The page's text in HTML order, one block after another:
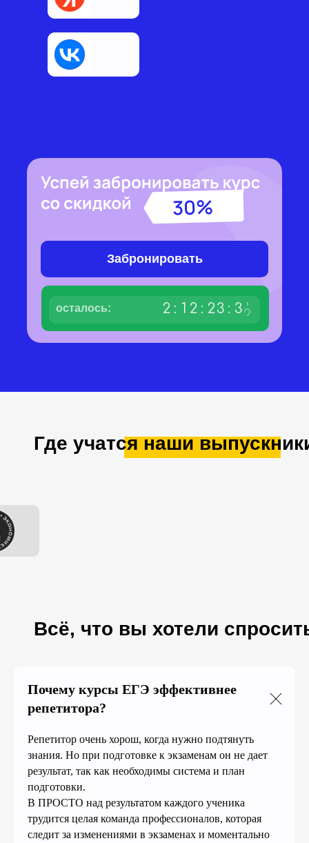
осталось: 2 : 1 2 : 23 : 31
Забронировать
Где учатся наши
Всё, что вы хотели
Почему курсы ЕГЭ эффективнее
репетитора?
Репетитор очень хорош, когда нужно подтянуть
знания. Но при подготовке к экзаменам он не дает
результат, так как необходимы система и план
подготовки.
В ПРОСТО над результатом каждого ученика
трудится целая команда профессионалов, которая
следит за изменениями в экзаменах и моментально